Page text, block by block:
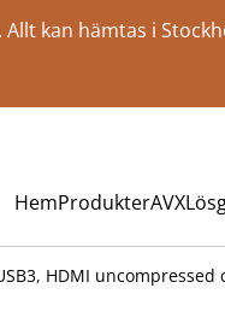
kan hämtas i
HemProdukterAVX
HDMI uncompressed